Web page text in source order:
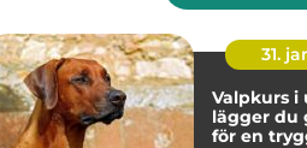
31.
Valpkurs i
lägger du
för en